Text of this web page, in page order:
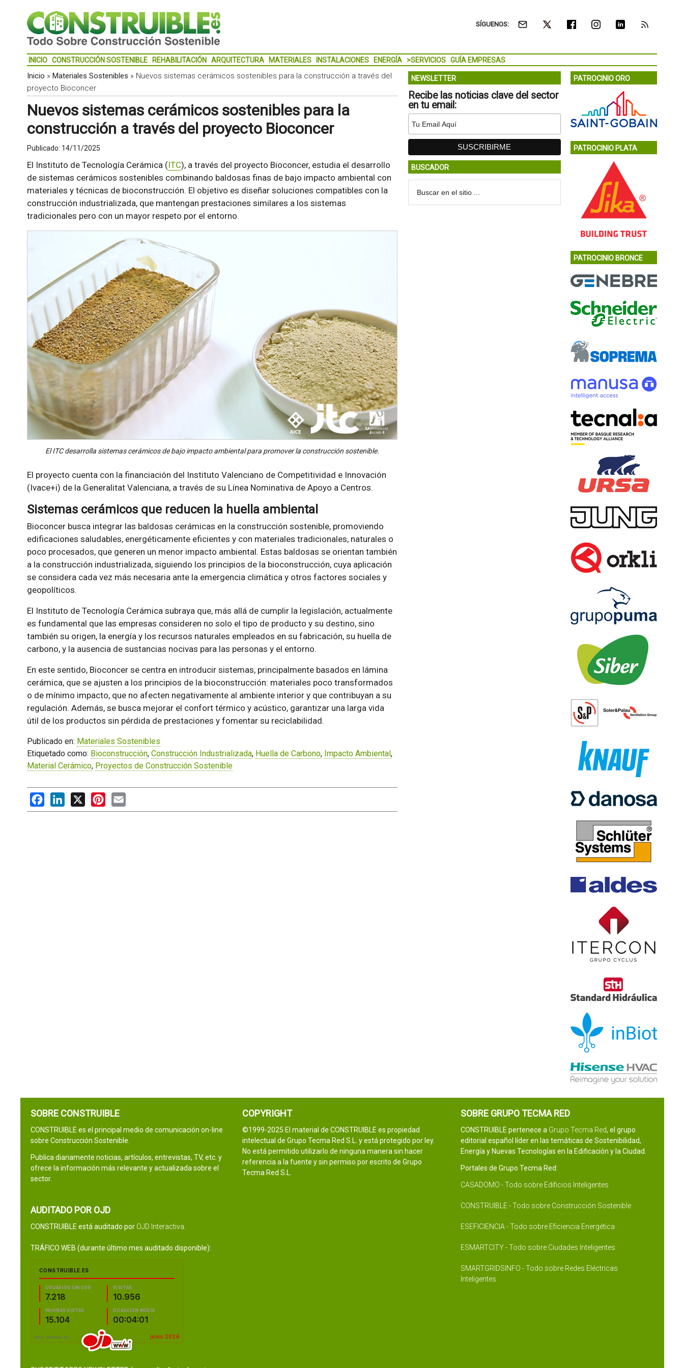
SÍGUENOS:
INICIO CONSTRUCCIÓN SOSTENIBLE REHABILITACIÓN ARQUITECTURA MATERIALES INSTALACIONES ENERGÍA >SERVICIOS GUÍA EMPRESAS
Inicio » Materiales Sostenibles » Nuevos sistemas cerámicos sostenibles para la construcción a través del
proyecto Bioconcer
Nuevos sistemas cerámicos sostenibles para la
construcción a través del proyecto Bioconcer
Publicado: 14/11/2025
El Instituto de Tecnología Cerámica (ITC), a través del proyecto Bioconcer, estudia el desarrollo
de sistemas cerámicos sostenibles combinando baldosas finas de bajo impacto ambiental con
materiales y técnicas de bioconstrucción. El objetivo es diseñar soluciones compatibles con la
construcción industrializada, que mantengan prestaciones similares a los sistemas
tradicionales pero con un mayor respeto por el entorno.
El ITC desarrolla sistemas cerámicos de bajo impacto ambiental para promover la construcción sostenible.
El proyecto cuenta con la financiación del Instituto Valenciano de Competitividad e Innovación
(Ivace+i) de la Generalitat Valenciana, a través de su Línea Nominativa de Apoyo a Centros.
Sistemas cerámicos que reducen la huella ambiental
Bioconcer busca integrar las baldosas cerámicas en la construcción sostenible, promoviendo
edificaciones saludables, energéticamente eficientes y con materiales tradicionales, naturales o
poco procesados, que generen un menor impacto ambiental. Estas baldosas se orientan también
a la construcción industrializada, siguiendo los principios de la bioconstrucción, cuya aplicación
se considera cada vez más necesaria ante la emergencia climática y otros factores sociales y
geopolíticos.
El Instituto de Tecnología Cerámica subraya que, más allá de cumplir la legislación, actualmente
es fundamental que las empresas consideren no solo el tipo de producto y su destino, sino
también su origen, la energía y los recursos naturales empleados en su fabricación, su huella de
carbono, y la ausencia de sustancias nocivas para las personas y el entorno.
En este sentido, Bioconcer se centra en introducir sistemas, principalmente basados en lámina
cerámica, que se ajusten a los principios de la bioconstrucción: materiales poco transformados
o de mínimo impacto, que no afecten negativamente al ambiente interior y que contribuyan a su
regulación. Además, se busca mejorar el confort térmico y acústico, garantizar una larga vida
útil de los productos sin pérdida de prestaciones y fomentar su reciclabilidad.
Publicado en: Materiales Sostenibles
Etiquetado como: Bioconstrucción, Construcción Industrializada, Huella de Carbono, Impacto Ambiental ,
Material Cerámico, Proyectos de Construcción Sostenible
FacebookLinkedIn Pinterest
NEWSLETTER
Recibe las noticias clave del sector
en tu email:
BUSCADOR
PATROCINIO ORO
PATROCINIO PLATA
PATROCINIO BRONCE
SOBRE CONSTRUIBLE
CONSTRUIBLE es el principal medio de comunicación on-line
sobre Construcción Sostenible.
Publica diariamente noticias, artículos, entrevistas, TV, etc. y
ofrece la información más relevante y actualizada sobre el
sector.
AUDITADO POR OJD
CONSTRUIBLE está auditado por OJD Interactiva
TRÁFICO WEB (durante último mes auditado disponible):
COPYRIGHT
©1999-2025 El material de CONSTRUIBLE es propiedad
intelectual de Grupo Tecma Red S.L. y está protegido por ley.
No está permitido utilizarlo de ninguna manera sin hacer
referencia a la fuente y sin permiso por escrito de Grupo
Tecma Red S.L.
SOBRE GRUPO TECMA RED
CONSTRUIBLE pertenece a Grupo Tecma Red, el grupo
editorial español líder en las temáticas de Sostenibilidad,
Energía y Nuevas Tecnologías en la Edificación y la Ciudad.
Portales de Grupo Tecma Red:
CASADOMO - Todo sobre Edificios Inteligentes
CONSTRUIBLE - Todo sobre Construcción Sostenible
ESEFICIENCIA - Todo sobre Eficiencia Energética
ESMARTCITY - Todo sobre Ciudades Inteligentes
SMARTGRIDSINFO - Todo sobre Redes Eléctricas
Inteligentes